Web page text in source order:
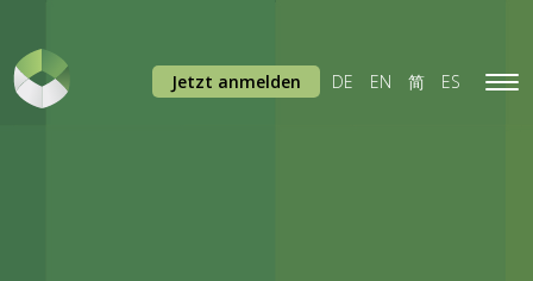
Jetzt anmelden DE EN 简 ES